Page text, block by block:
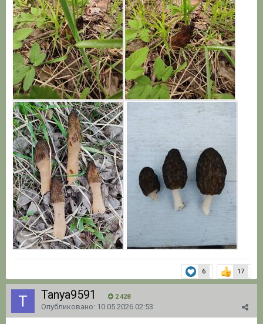
6 17
Tanya9591 2 428
Опубликовано: 10.05.2026 02:53